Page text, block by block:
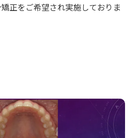
正をご希望され実施しておりま